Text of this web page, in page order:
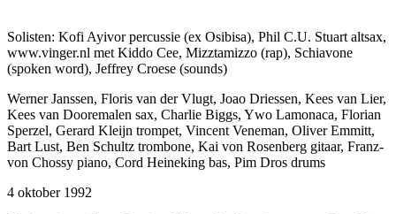
Solisten: Kofi Ayivor percussie (ex Osibisa), Phil C.U. Stuart altsax,
www.vinger.nl met Kiddo Cee, Mizztamizzo (rap), Schiavone
(spoken word), Jeffrey Croese (sounds)
Werner Janssen, Floris van der Vlugt, Joao Driessen, Kees van Lier,
Kees van Dooremalen sax, Charlie Biggs, Ywo Lamonaca, Florian
Sperzel, Gerard Kleijn trompet, Vincent Veneman, Oliver Emmitt,
Bart Lust, Ben Schultz trombone, Kai von Rosenberg gitaar, Franz-
von Chossy piano, Cord Heineking bas, Pim Dros drums
4 oktober 1992